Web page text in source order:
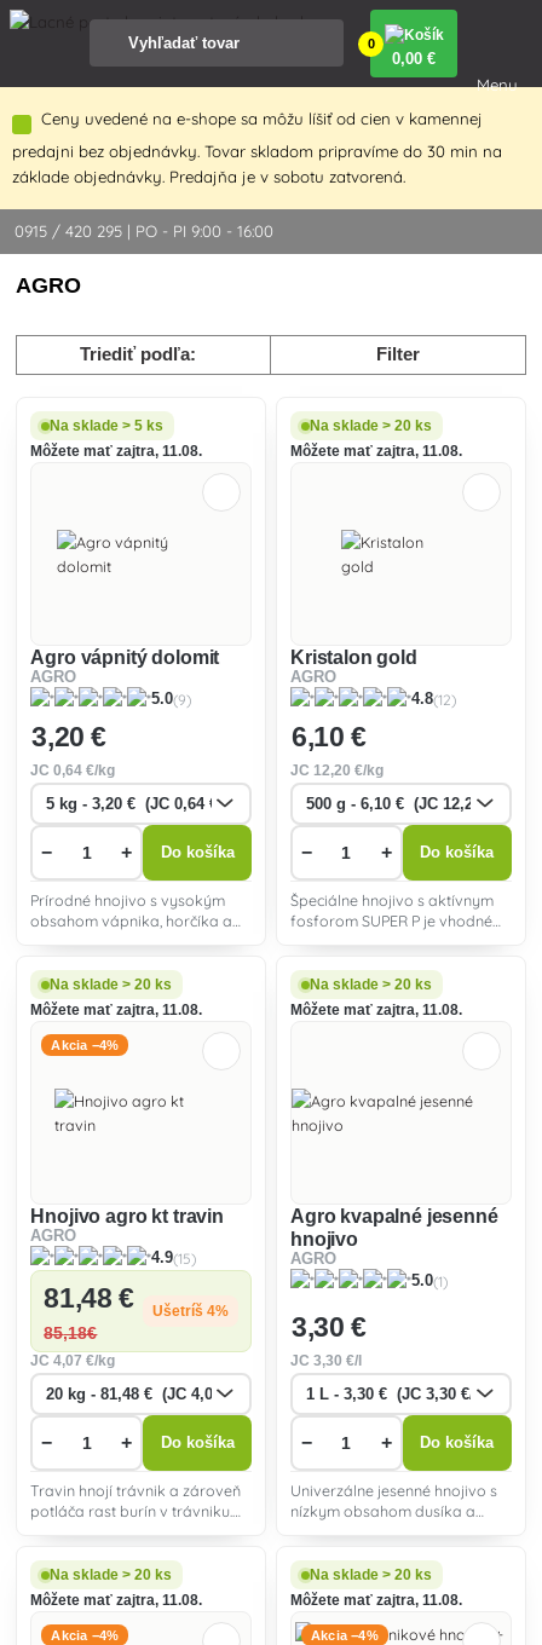
Ceny uvedené na e-shope sa môžu líšiť od cien v kamennej
predajni bez objednávky. Tovar skladom pripravíme do 30 min na
základe objednávky. Predajňa je v sobotu zatvorená.
0915 / 420 295 | PO - PI 9:00 - 16:00
0
0,00 €
Menu
AGRO
Triediť podľa: Filter
Na sklade > 5 ks
Môžete mať zajtra, 11.08.
Agro vápnitý dolomit
AGRO
5.0(9)
3,20 €
JC0,64 €/kg
− + Do košíka
Prírodné hnojivo s vysokým
obsahom vápnika, horčíka a
Na sklade > 20 ks
Môžete mať zajtra, 11.08.
Kristalon gold
AGRO
4.8(12)
6,10 €
JC 12,20 €/kg
− + Do košíka
Špeciálne hnojivo s aktívnym
fosforom SUPER P je vhodné
ovocie, zelenina aj okrasné
rastliny.
Na sklade > 20 ks
Môžete mať zajtra, 11.08.
Akcia −4%
Hnojivo agro kt travin
AGRO
4.9(15)
81,48 €
85,18€
Ušetríš 4%
JC4,07 €/kg
− + Do košíka
Travin hnojí trávnik a zároveň
potláča rast burín v trávniku.
Na sklade > 20 ks
Môžete mať zajtra, 11.08.
Agro kvapalné jesenné
hnojivo
AGRO
5.0(1)
3,30 €
JC 3,30 €/l
− + Do košíka
Univerzálne jesenné hnojivo s
nízkym obsahom dusíka a
im vyzrievanie pletív pred
zimou.
Na sklade > 20 ks
Môžete mať zajtra, 11.08.
Akcia −4%
Na sklade > 20 ks
Môžete mať zajtra, 11.08.
Akcia −4%